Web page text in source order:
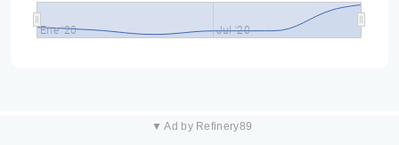
Ene '20 Jul '20
▼ Ad by Refinery89